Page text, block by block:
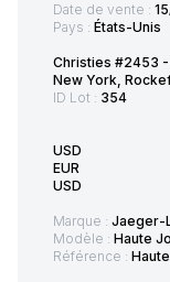
Date de vente :
Pays : États-Unis
Christies #2453 -
New York,
ID Lot : 354
USD
EUR
USD
Marque : Jaeger-
Modèle : Haute
Référence :